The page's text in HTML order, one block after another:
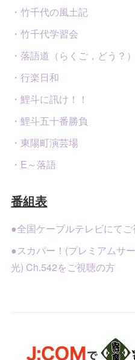
・竹千代の風土記
・竹千代学習会
・落語道（らくご，どう？）
・行楽日和
・鯉斗に訊け！！
・鯉斗五十番勝負
・東陽町演芸場
・E～落語
番組表
●全国ケーブルテレビにて
●スカパー！(プレミアムサ
光) Ch.542をご視聴の方